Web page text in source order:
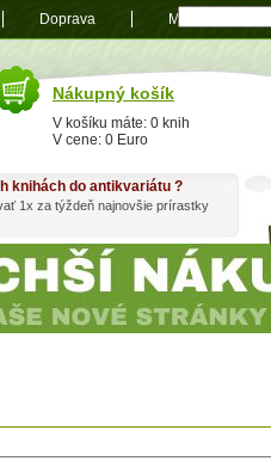
knihách do antikvariátu ?
1x za týždeň najnovšie prírastky
Nákupný košík
V košíku máte: 0 knih
V cene: 0 Euro
Doprava Mapa